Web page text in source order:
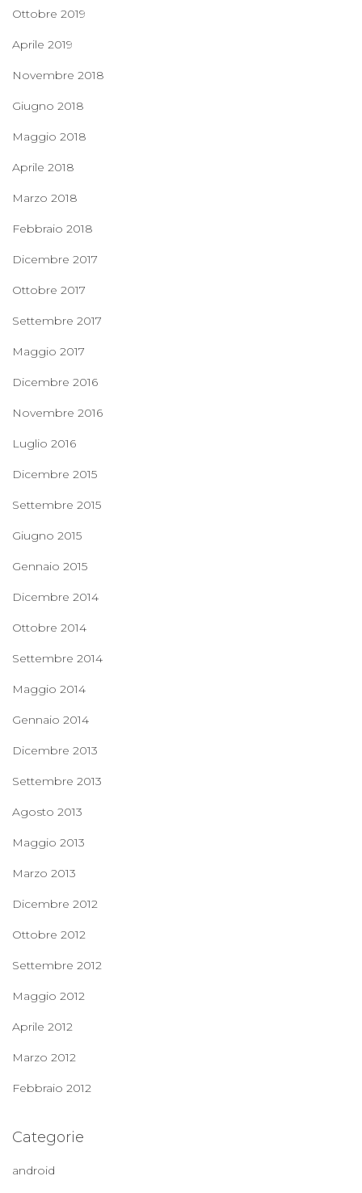
Ottobre 2019
Aprile 2019
Novembre 2018
Giugno 2018
Maggio 2018
Aprile 2018
Marzo 2018
Febbraio 2018
Dicembre 2017
Ottobre 2017
Settembre 2017
Maggio 2017
Dicembre 2016
Novembre 2016
Luglio 2016
Dicembre 2015
Settembre 2015
Giugno 2015
Gennaio 2015
Dicembre 2014
Ottobre 2014
Settembre 2014
Maggio 2014
Gennaio 2014
Dicembre 2013
Settembre 2013
Agosto 2013
Maggio 2013
Marzo 2013
Dicembre 2012
Ottobre 2012
Settembre 2012
Maggio 2012
Aprile 2012
Marzo 2012
Febbraio 2012
Categorie
android